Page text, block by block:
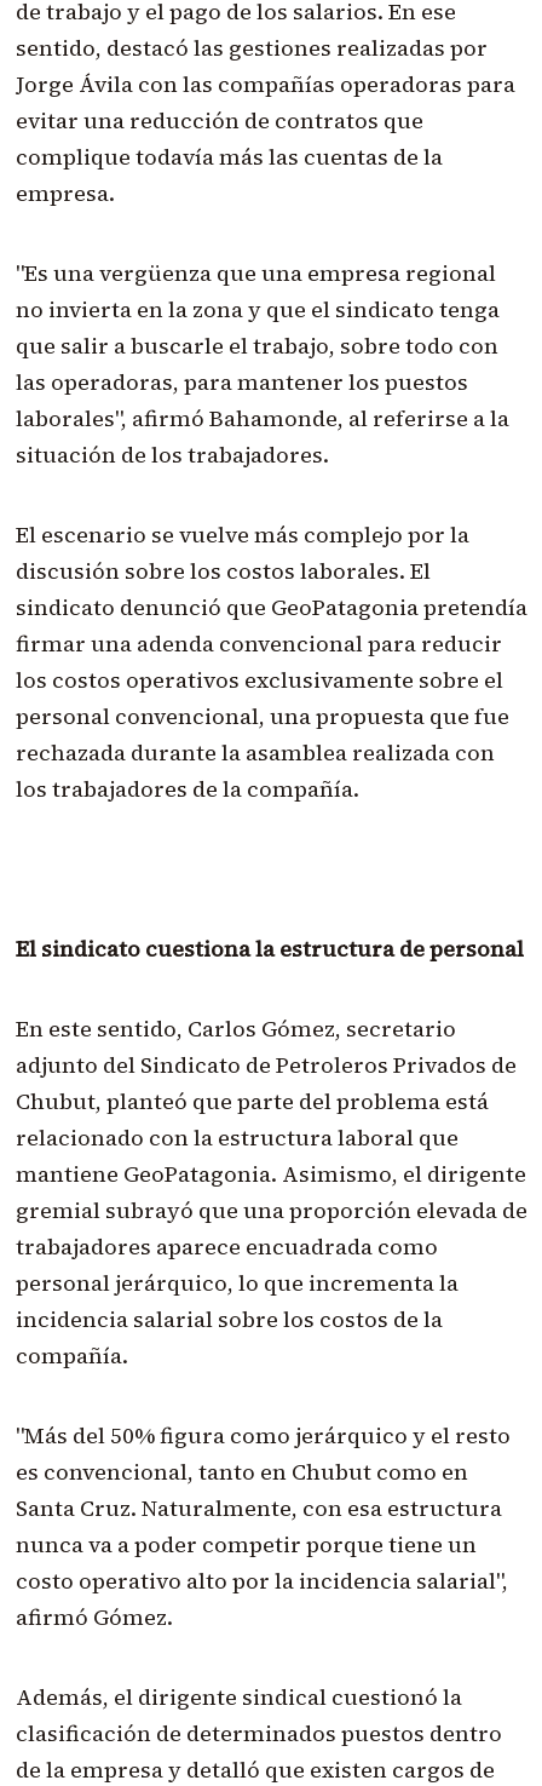
de trabajo y el pago de los salarios. En ese
sentido, destacó las gestiones realizadas por
Jorge Ávila con las compañías operadoras para
evitar una reducción de contratos que
complique todavía más las cuentas de la
empresa.
"Es una vergüenza que una empresa regional
no invierta en la zona y que el sindicato tenga
que salir a buscarle el trabajo, sobre todo con
las operadoras, para mantener los puestos
laborales", afirmó Bahamonde, al referirse a la
situación de los trabajadores.
El escenario se vuelve más complejo por la
discusión sobre los costos laborales. El
sindicato denunció que GeoPatagonia pretendía
firmar una adenda convencional para reducir
los costos operativos exclusivamente sobre el
personal convencional, una propuesta que fue
rechazada durante la asamblea realizada con
los trabajadores de la compañía.
El sindicato cuestiona la estructura de personal
En este sentido, Carlos Gómez, secretario
adjunto del Sindicato de Petroleros Privados de
Chubut, planteó que parte del problema está
relacionado con la estructura laboral que
mantiene GeoPatagonia. Asimismo, el dirigente
gremial subrayó que una proporción elevada de
trabajadores aparece encuadrada como
personal jerárquico, lo que incrementa la
incidencia salarial sobre los costos de la
compañía.
"Más del 50% figura como jerárquico y el resto
es convencional, tanto en Chubut como en
Santa Cruz. Naturalmente, con esa estructura
nunca va a poder competir porque tiene un
costo operativo alto por la incidencia salarial",
afirmó Gómez.
Además, el dirigente sindical cuestionó la
clasificación de determinados puestos dentro
de la empresa y detalló que existen cargos de